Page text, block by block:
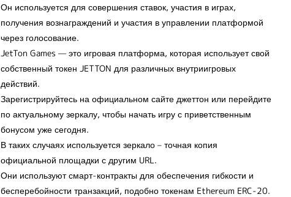
Он используется для совершения ставок, участия в играх,
получения вознаграждений и участия в управлении платформой
через голосование.
JetTon Games — это игровая платформа, которая использует свой
собственный токен JETTON для различных внутриигровых
действий.
Зарегистрируйтесь на официальном сайте джеттон или перейдите
по актуальному зеркалу, чтобы начать игру с приветственным
бонусом уже сегодня.
В таких случаях используется зеркало – точная копия
официальной площадки с другим URL.
Они используют смарт-контракты для обеспечения гибкости и
бесперебойности транзакций, подобно токенам Ethereum ERC-20.